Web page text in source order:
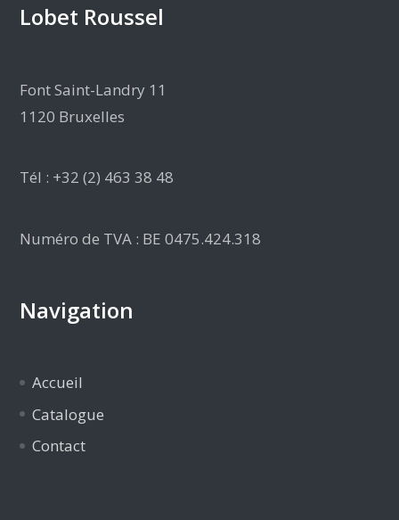
Lobet Roussel
Font Saint-Landry 11
1120 Bruxelles
Tél : +32 (2) 463 38 48
Numéro de TVA : BE 0475.424.318
Navigation
Accueil
Catalogue
Contact